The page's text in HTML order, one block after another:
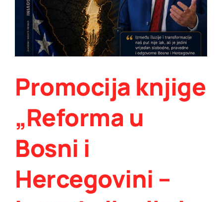
Promocija knjige
„Reforma u
Bosni i
Hercegovini –